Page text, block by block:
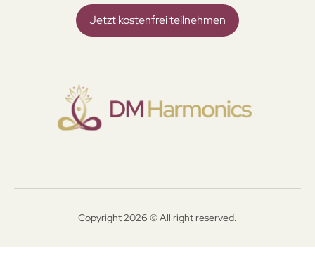
Jetzt kostenfrei teilnehmen
Copyright 2026 © All right reserved.